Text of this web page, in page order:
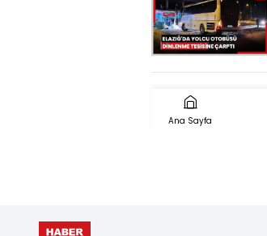
Ana Sayfa